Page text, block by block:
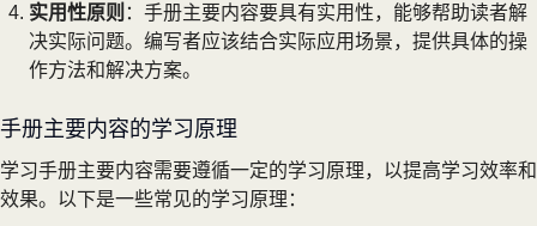
实用性原则 ：手册主要内容要具有实用性，能够帮助读者解
决实际问题。编写者应该结合实际应用场景，提供具体的操
作方法和解决方案。
手册主要内容的学习原理
学习手册主要内容需要遵循一定的学习原理，以提高学习效率和
效果。以下是一些常见的学习原理：